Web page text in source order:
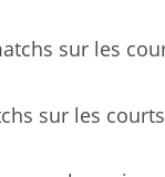
sur les courts